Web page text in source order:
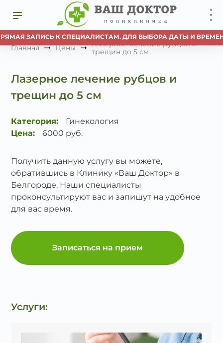
ЗАПИСЬ К СПЕЦИАЛИСТАМ. ДЛЯ ВЫБОРА ДАТЫ И
Главная Цены
Лазерное лечение рубцов и
трещин до 5 см
Лазерное лечение рубцов и
трещин до 5 см
Категория:
Гинекология
Цена:
6000 руб.
Получить данную услугу вы можете,
обратившись в Клинику «Ваш Доктор» в
Белгороде. Наши специалисты
проконсультируют вас и запишут на удобное
для вас время.
Записаться на прием
Услуги: